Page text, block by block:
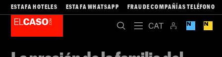
ESTAFA HOTELES ESTAFA WHATSAPP FRAUDE COMPAÑÍAS TELÉFONO